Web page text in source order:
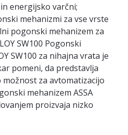
energijsko varčni;
mehanizmi za vse vrste
pogonski mehanizem za
SW100 Pogonski
SW100 za nihajna vrata je
pomeni, da predstavlja
za avtomatizacijo
mehanizem ASSA
proizvaja nizko